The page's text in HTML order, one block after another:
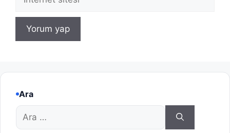
sitesi
Ara
için
ara